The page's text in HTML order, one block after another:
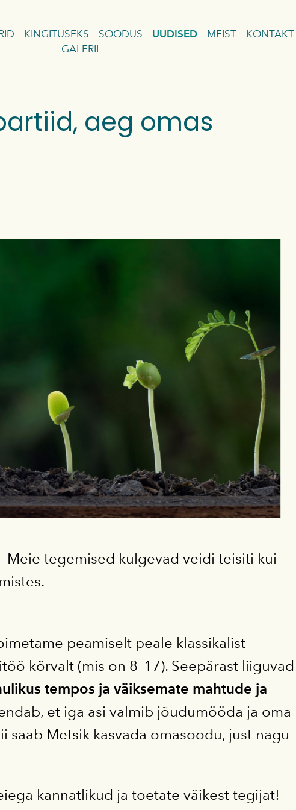
KINGITUSEKS SOODUS UUDISED MEIST
KONTAKT
GALERII
aeg omas
tegemised kulgevad veidi teisiti kui
peamiselt peale klassikalist
kõrvalt (mis on 8–17). Seepärast liiguvad
tempos ja väiksemate mahtude ja
et iga asi valmib jõudumööda ja oma
saab Metsik kasvada omasoodu, just nagu
kannatlikud ja toetate väikest tegijat!